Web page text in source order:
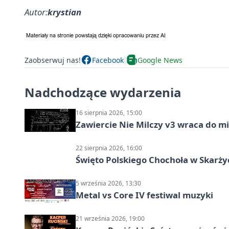
Autor:krystian
Zaobserwuj nas! Facebook Google News
Nadchodzące wydarzenia
16 sierpnia 2026, 15:00
Zawiercie Nie Milczy v3 wraca do
22 sierpnia 2026, 16:00
Święto Polskiego Chochoła w
5 września 2026, 13:30
Metal vs Core IV festiwal muzyki
21 września 2026, 19:00